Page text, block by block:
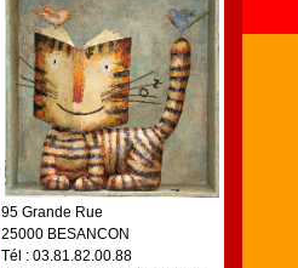
95 Grande Rue
25000 BESANCON
Tél : 03.81.82.00.88